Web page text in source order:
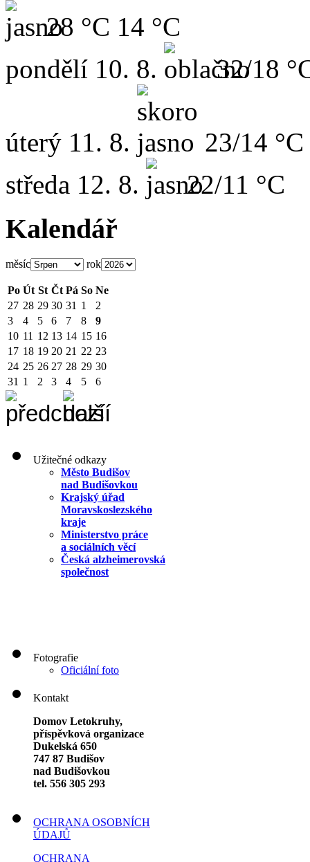
28 °C 14 °C
pondělí 10. 8. 32/18
úterý 11. 8.
23/14 °C
středa 12. 8. 22/11 °C
Kalendář
měsíc rok
Po Út St Čt Pá So Ne
27 28 29 30 31 1
2
3
4 5 6 7 8
9
10 11 12 13 14 15 16
17 18 19 20 21 22 23
24 25 26 27 28 29 30
31 1 2 3 4 5 6
Užitečné odkazy
Město Budišov
nad Budišovkou
Krajský úřad
Moravskoslezského
kraje
Ministerstvo práce
a sociálních věcí
Česká alzheimerovská
společnost
Fotografie
Oficiální foto
Kontakt
Domov Letokruhy,
příspěvková organizace
Dukelská 650
747 87 Budišov
nad Budišovkou
tel. 556 305 293
OCHRANA OSOBNÍCH
ÚDAJŮ
OCHRANA